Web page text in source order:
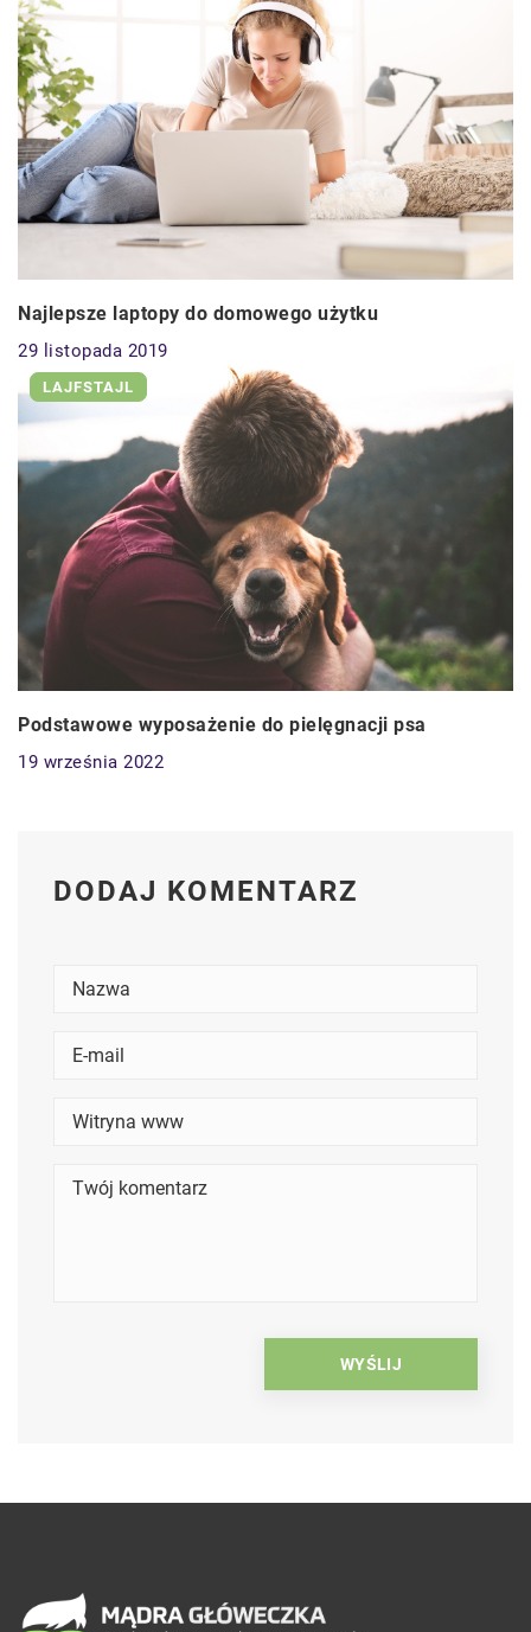
Najlepsze laptopy do domowego użytku
29 listopada 2019
LAJFSTAJL
Podstawowe wyposażenie do pielęgnacji psa
19 września 2022
DODAJ KOMENTARZ